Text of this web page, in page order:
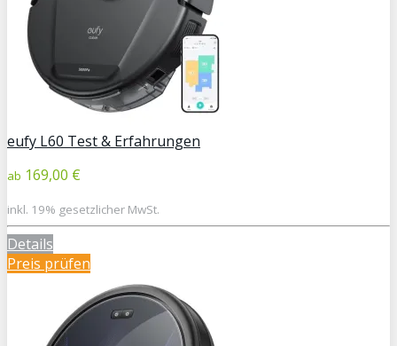
eufy L60 Test & Erfahrungen
ab 169,00 €
inkl. 19% gesetzlicher MwSt.
Details
Preis prüfen